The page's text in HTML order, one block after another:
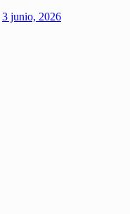
3 junio, 2026